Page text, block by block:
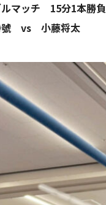
ルマッチ 15分1本勝負
號 vs 小藤将太